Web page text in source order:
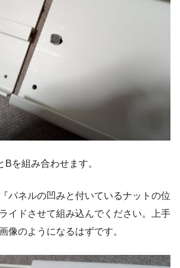
Bを組み合わせます。
パネルの凹みと付いているナットの位
イドさせて組み込んでください。上手
像のようになるはずです。